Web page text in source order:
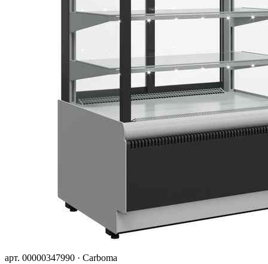
арт. 00000347990 · Carboma